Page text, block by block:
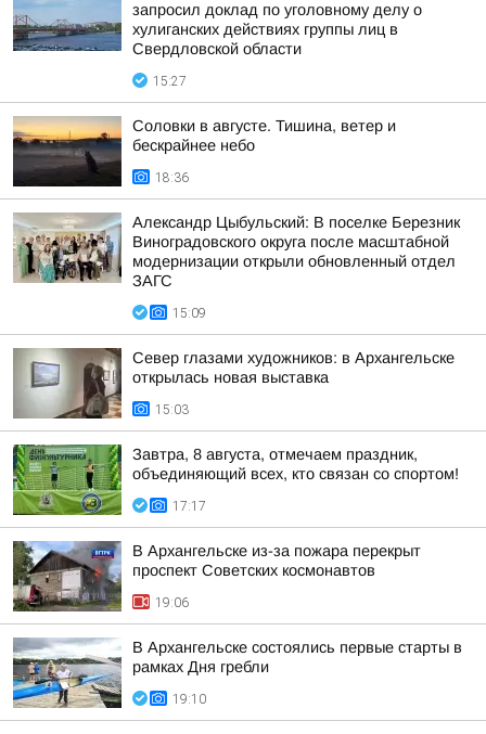
запросил доклад по уголовному делу о
хулиганских действиях группы лиц в
Свердловской области
15:27
Соловки в августе. Тишина, ветер и
бескрайнее небо
18:36
Александр Цыбульский: В поселке Березник
Виноградовского округа после масштабной
модернизации открыли обновленный отдел
ЗАГС
15:09
Север глазами художников: в Архангельске
открылась новая выставка
15:03
Завтра, 8 августа, отмечаем праздник,
объединяющий всех, кто связан со спортом!
17:17
В Архангельске из-за пожара перекрыт
проспект Советских космонавтов
19:06
В Архангельске состоялись первые старты в
рамках Дня гребли
19:10